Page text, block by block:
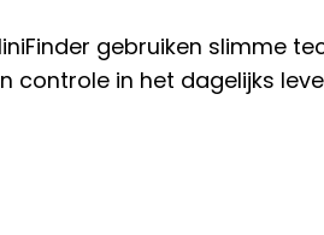
gebruiken slimme
controle in het dagelijks